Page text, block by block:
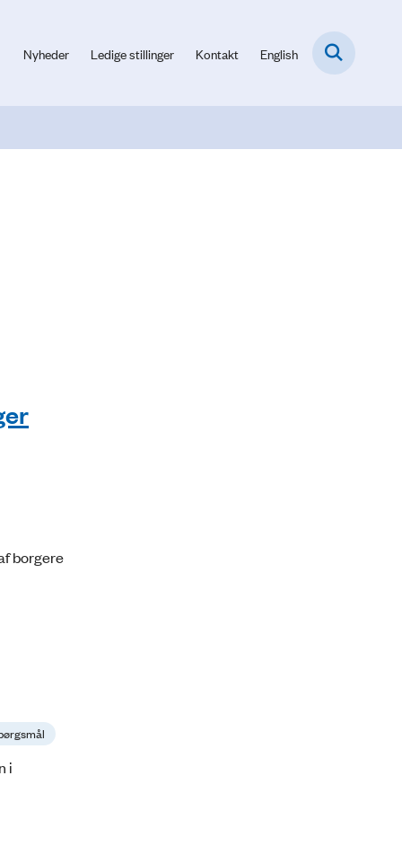
Nyheder Ledige stillinger Kontakt English
borgere
i